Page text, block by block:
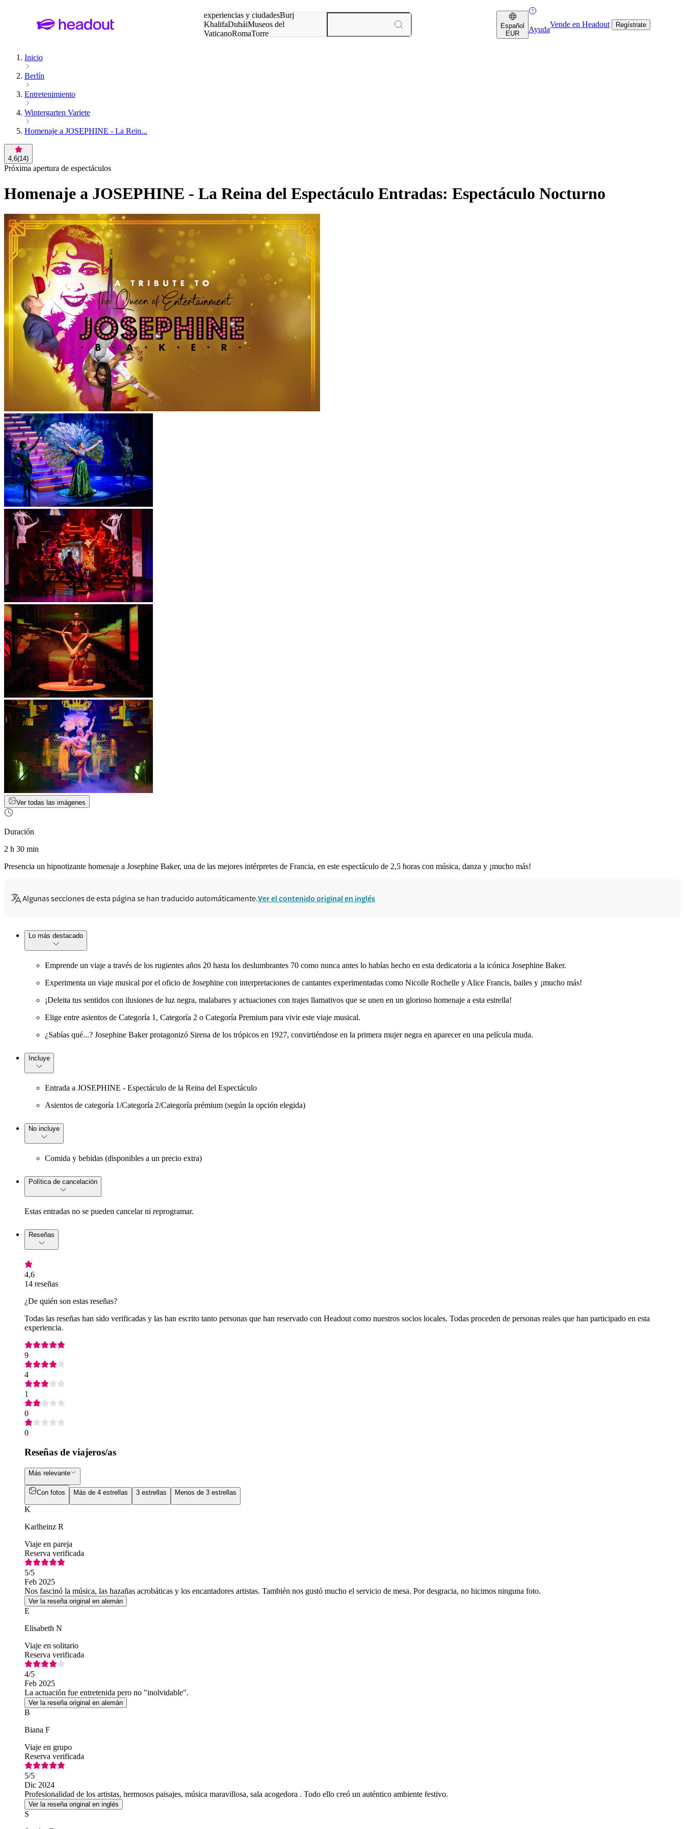
experiencias y ciudadesBurj
KhalifaDubáiMuseos del
VaticanoRomaTorre
Español
EUR
Ayuda
Vende en Headout Regístrate
Inicio
Berlín
Entretenimiento
Wintergarten Variete
Homenaje a JOSEPHINE - La Rein...
4,6(14)
Próxima apertura de espectáculos
Homenaje a JOSEPHINE - La Reina del Espectáculo Entradas: Espectáculo Nocturno
Ver todas las imágenes
Duración
2 h 30 min
Presencia un hipnotizante homenaje a Josephine Baker, una de las mejores intérpretes de Francia, en este espectáculo de 2,5 horas con música, danza y ¡mucho más!
Algunas secciones de esta página se han traducido automáticamente.Ver el contenido original en inglés
Lo más destacado
Emprende un viaje a través de los rugientes años 20 hasta los deslumbrantes 70 como nunca antes lo habías hecho en esta dedicatoria a la icónica Josephine Baker.
Experimenta un viaje musical por el oficio de Josephine con interpretaciones de cantantes experimentadas como Nicolle Rochelle y Alice Francis, bailes y ¡mucho más!
¡Deleita tus sentidos con ilusiones de luz negra, malabares y actuaciones con trajes llamativos que se unen en un glorioso homenaje a esta estrella!
Elige entre asientos de Categoría 1, Categoría 2 o Categoría Premium para vivir este viaje musical.
¿Sabías qué...? Josephine Baker protagonizó Sirena de los trópicos en 1927, convirtiéndose en la primera mujer negra en aparecer en una película muda.
Incluye
Entrada a JOSEPHINE - Espectáculo de la Reina del Espectáculo
Asientos de categoría 1/Categoría 2/Categoría prémium (según la opción elegida)
No incluye
Comida y bebidas (disponibles a un precio extra)
Política de cancelación
Estas entradas no se pueden cancelar ni reprogramar.
Reseñas
4,6
14 reseñas
¿De quién son estas reseñas?
Todas las reseñas han sido verificadas y las han escrito tanto personas que han reservado con Headout como nuestros socios locales. Todas proceden de personas reales que han participado en esta
experiencia.
9
4
1
0
0
Reseñas de viajeros/as
Más relevante
Con fotos Más de 4 estrellas 3 estrellas Menos de 3 estrellas
K
Karlheinz R
Viaje en pareja
Reserva verificada
5/5
Feb 2025
Nos fascinó la música, las hazañas acrobáticas y los encantadores artistas. También nos gustó mucho el servicio de mesa. Por desgracia, no hicimos ninguna foto.
Ver la reseña original en alemán
E
Elisabeth N
Viaje en solitario
Reserva verificada
4/5
Feb 2025
La actuación fue entretenida pero no "inolvidable".
Ver la reseña original en alemán
B
Biana F
Viaje en grupo
Reserva verificada
5/5
Dic 2024
Profesionalidad de los artistas, hermosos paisajes, música maravillosa, sala acogedora . Todo ello creó un auténtico ambiente festivo.
Ver la reseña original en inglés
S